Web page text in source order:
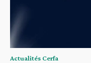
Actualités Cerfa